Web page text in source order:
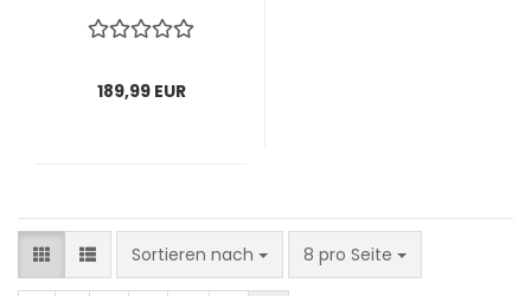
189,99 EUR
Sortieren nach
Sortieren nach 8 pro Seite
pro Seite